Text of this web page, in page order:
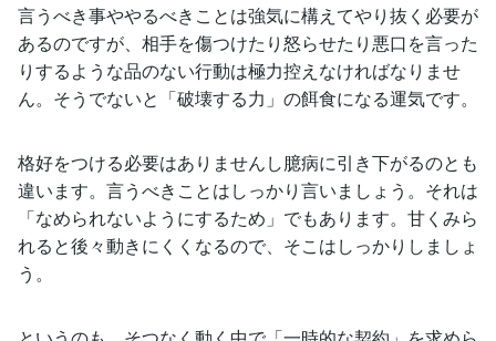
言うべき事ややるべきことは強気に構えてやり抜く必要が
あるのですが、相手を傷つけたり怒らせたり悪口を言った
りするような品のない行動は極力控えなければなりませ
ん。そうでないと「破壊する力」の餌食になる運気です。
格好をつける必要はありませんし臆病に引き下がるのとも
違います。言うべきことはしっかり言いましょう。それは
「なめられないようにするため」でもあります。甘くみら
れると後々動きにくくなるので、そこはしっかりしましょ
う。